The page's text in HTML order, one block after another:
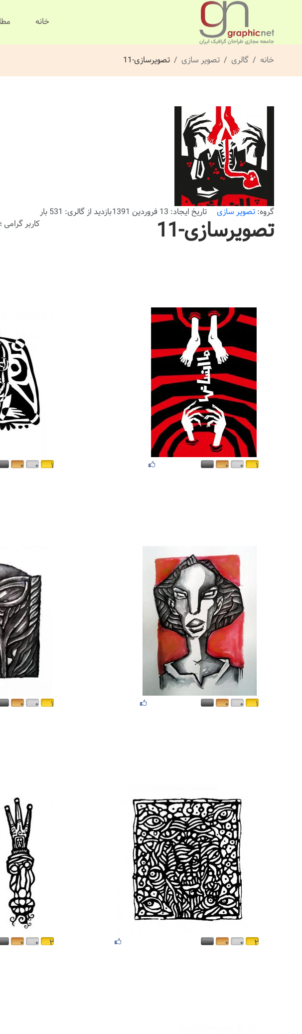
خانه
خانه گالری تصویر سازی تصویرسازی-11
گروه:تصویر سازی تاریخ ایجاد: 13 فروردین 1391 بازدید از گالری: 531 بار
تصویرسازی-11
کاربر گرامی
۱ ۰ ۰ ۰ ۱ ۰ ۰ ۰
۱ ۰ ۰ ۰ ۱ ۰ ۰ ۰
۲ ۰ ۰ ۰ ۲ ۰ ۰ ۰